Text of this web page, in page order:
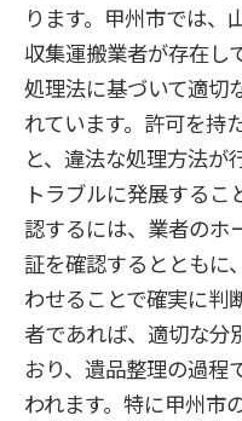
ります。甲州市では、
収集運搬業者が存在し
処理法に基づいて適切
れています。許可を持
と、違法な処理方法が
トラブルに発展する
認するには、業者のホ
証を確認するとともに
わせることで確実に判
者であれば、適切な分
おり、遺品整理の過程
われます。特に甲州市